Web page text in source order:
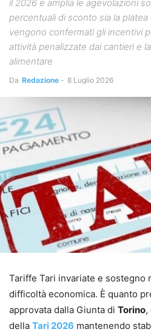
il 2026 e amplia le agevolazioni
percentuali di sconto sia la
vengono confermati gli incentivi
attività penalizzate dai cantieri e
alimentare
Da Redazione - 8 Luglio 2026
Tariffe Tari invariate e sostegno
difficoltà economica. È quanto
approvata dalla Giunta di Torino,
della Tari 2026 mantenendo